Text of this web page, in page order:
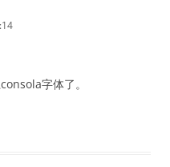
字体了。